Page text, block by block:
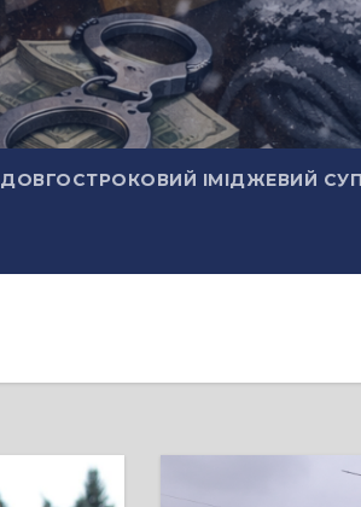
ДОВГОСТРОКОВИЙ ІМІДЖЕВИЙ